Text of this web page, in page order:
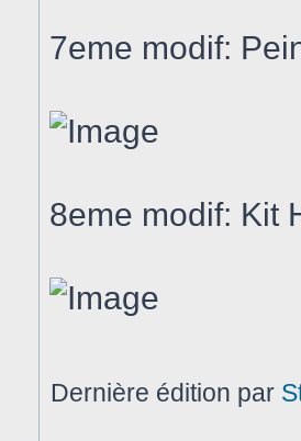
7eme modif:
8eme modif: Kit
Dernière édition par